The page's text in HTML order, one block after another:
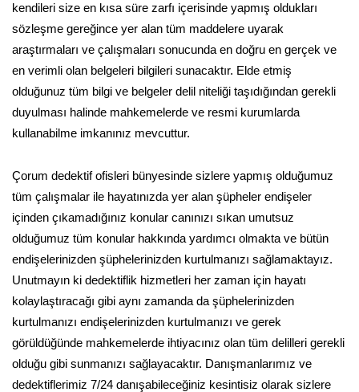
kendileri size en kısa süre zarfı içerisinde yapmış oldukları
sözleşme gereğince yer alan tüm maddelere uyarak
araştırmaları ve çalışmaları sonucunda en doğru en gerçek ve
en verimli olan belgeleri bilgileri sunacaktır. Elde etmiş
olduğunuz tüm bilgi ve belgeler delil niteliği taşıdığından gerekli
duyulması halinde mahkemelerde ve resmi kurumlarda
kullanabilme imkanınız mevcuttur.
Çorum dedektif ofisleri bünyesinde sizlere yapmış olduğumuz
tüm çalışmalar ile hayatınızda yer alan şüpheler endişeler
içinden çıkamadığınız konular canınızı sıkan umutsuz
olduğumuz tüm konular hakkında yardımcı olmakta ve bütün
endişelerinizden şüphelerinizden kurtulmanızı sağlamaktayız.
Unutmayın ki dedektiflik hizmetleri her zaman için hayatı
kolaylaştıracağı gibi aynı zamanda da şüphelerinizden
kurtulmanızı endişelerinizden kurtulmanızı ve gerek
görüldüğünde mahkemelerde ihtiyacınız olan tüm delilleri gerekli
olduğu gibi sunmanızı sağlayacaktır. Danışmanlarımız ve
dedektiflerimiz 7/24 danışabileceğiniz kesintisiz olarak sizlere